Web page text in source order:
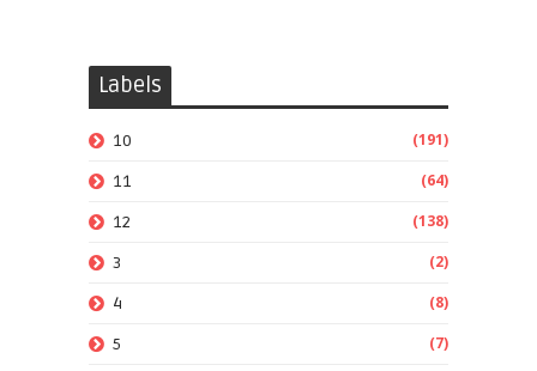
Labels
10 (191)
11 (64)
12 (138)
3 (2)
4 (8)
5 (7)